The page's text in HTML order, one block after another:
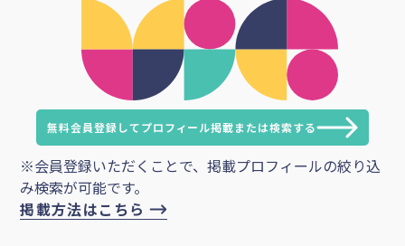
無料会員登録してプロフィール掲載または検索する
※会員登録いただくことで、掲載プロフィールの絞り込
み検索が可能です。
掲載方法はこちら